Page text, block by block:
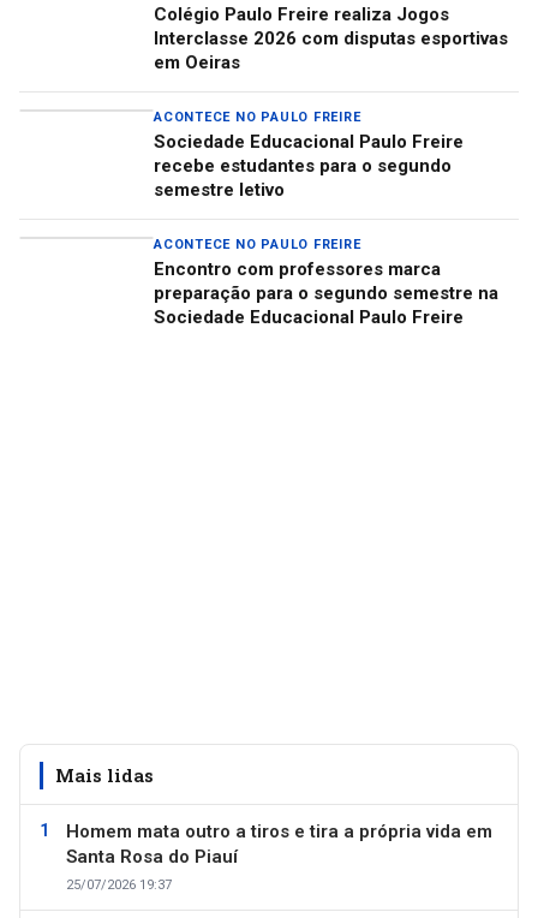
Colégio Paulo Freire realiza Jogos
Interclasse 2026 com disputas esportivas
em Oeiras
ACONTECE NO PAULO FREIRE
Sociedade Educacional Paulo Freire
recebe estudantes para o segundo
semestre letivo
ACONTECE NO PAULO FREIRE
Encontro com professores marca
preparação para o segundo semestre na
Sociedade Educacional Paulo Freire
Mais lidas
Homem mata outro a tiros e tira a própria vida em
Santa Rosa do Piauí
25/07/2026 19:37